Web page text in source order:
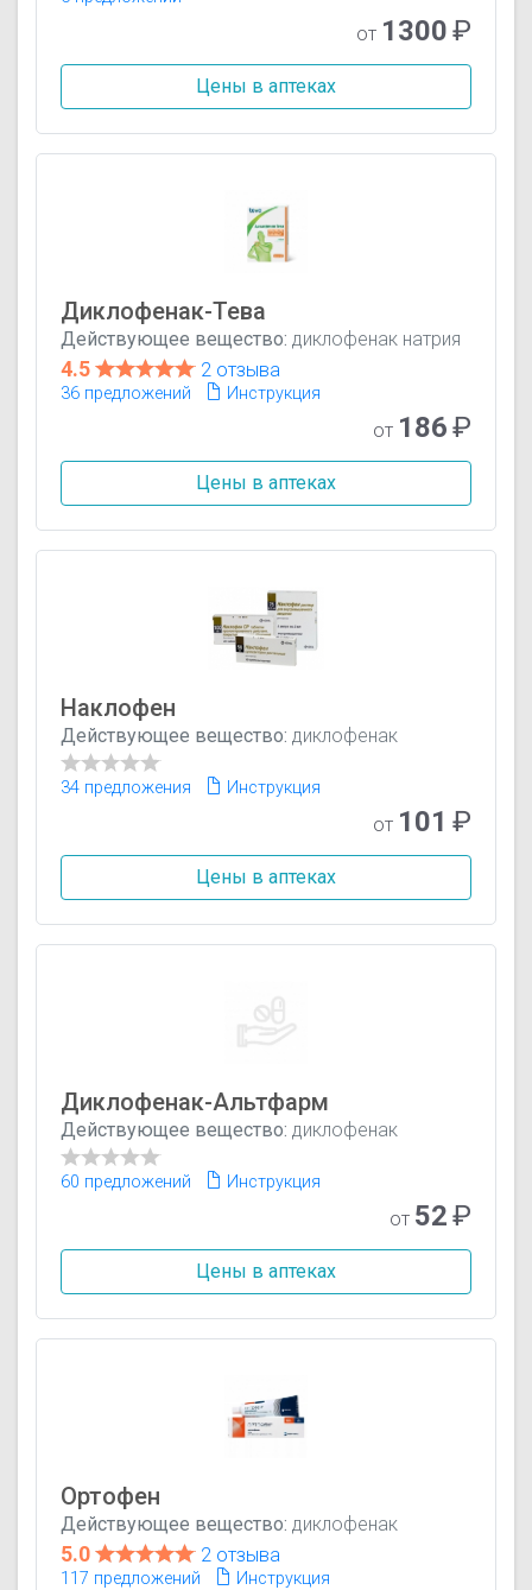
от 1300₽
Цены в аптеках
Диклофенак-Тева
Действующее вещество: диклофенак натрия
4.5 2 отзыва
36 предложений Инструкция
от 186₽
Цены в аптеках
Наклофен
Действующее вещество: диклофенак
34 предложения Инструкция
от 101 ₽
Цены в аптеках
Диклофенак-Альтфарм
Действующее вещество: диклофенак
60 предложений Инструкция
от 52₽
Цены в аптеках
Ортофен
Действующее вещество: диклофенак
5.0 2 отзыва
117 предложений Инструкция